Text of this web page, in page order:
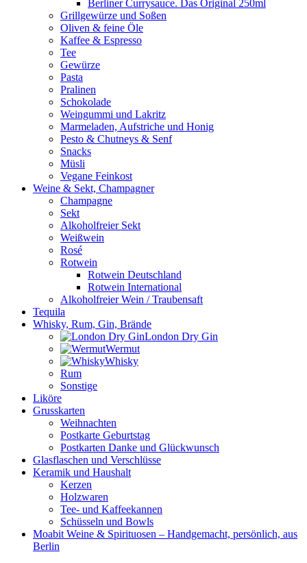
Berliner Currysauce. Das Original 250ml
Grillgewürze und Soßen
Oliven & feine Öle
Kaffee & Espresso
Tee
Gewürze
Pasta
Pralinen
Schokolade
Weingummi und Lakritz
Marmeladen, Aufstriche und Honig
Pesto & Chutneys & Senf
Snacks
Müsli
Vegane Feinkost
Weine & Sekt, Champagner
Champagne
Sekt
Alkoholfreier Sekt
Weißwein
Rosé
Rotwein
Rotwein Deutschland
Rotwein International
Alkoholfreier Wein / Traubensaft
Tequila
Whisky, Rum, Gin, Brände
London Dry Gin
Wermut
Whisky
Rum
Sonstige
Liköre
Grusskarten
Weihnachten
Postkarte Geburtstag
Postkarten Danke und Glückwunsch
Glasflaschen und Verschlüsse
Keramik und Haushalt
Kerzen
Holzwaren
Tee- und Kaffeekannen
Schüsseln und Bowls
Moabit Weine & Spirituosen – Handgemacht, persönlich, aus
Berlin